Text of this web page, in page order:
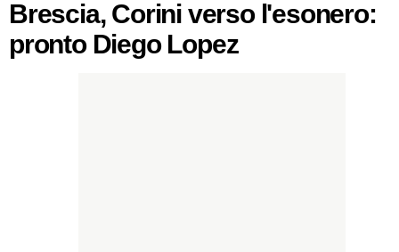
Brescia, Corini verso l'esonero:
pronto Diego Lopez